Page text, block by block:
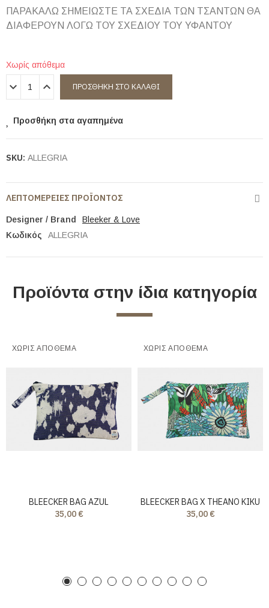
ΠΑΡΑΚΑΛΩ ΣΗΜΕΙΩΣΤΕ ΤΑ ΣΧΕΔΙΑ ΤΩΝ ΤΣΑΝΤΩΝ ΘΑ
ΔΙΑΦΕΡΟΥΝ ΛΟΓΩ ΤΟΥ ΣΧΕΔΙΟΥ ΤΟΥ ΥΦΑΝΤΟΥ
Χωρίς απόθεμα
ΠΡΟΣΘΉΚΗ ΣΤΟ ΚΑΛΆΘΙ
Προσθήκη στα αγαπημένα
SKU: ALLEGRIA
ΛΕΠΤΟΜΈΡΕΙΕΣ ΠΡΟΪΌΝΤΟΣ
Designer / Brand
Bleeker & Love
Κωδικός
ALLEGRIA
Προϊόντα στην ίδια κατηγορία
ΧΩΡΊΣ ΑΠΌΘΕΜΑ
BLEECKER BAG AZUL
35,00 €
ΧΩΡΊΣ ΑΠΌΘΕΜΑ
BLEECKER BAG X THEANO KIKU
35,00 €